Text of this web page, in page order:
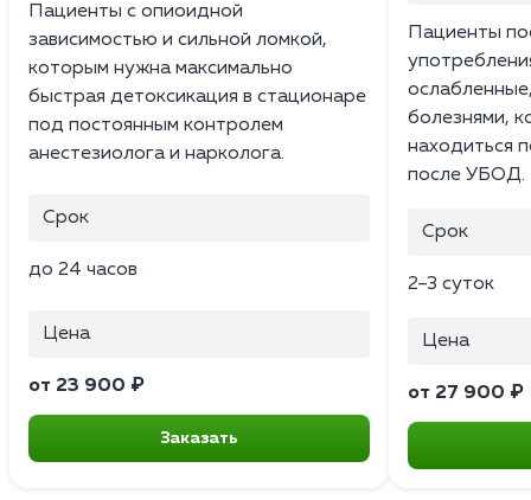
Пациенты с опиоидной
зависимостью и сильной ломкой,
которым нужна максимально
быстрая детоксикация в стационаре
под постоянным контролем
анестезиолога и нарколога.
Срок
до 24 часов
Цена
от 23 900 ₽
Заказать
Пациенты
болезнями,
находиться
после УБОД.
Срок
2–3 суток
Цена
от 27 900 ₽